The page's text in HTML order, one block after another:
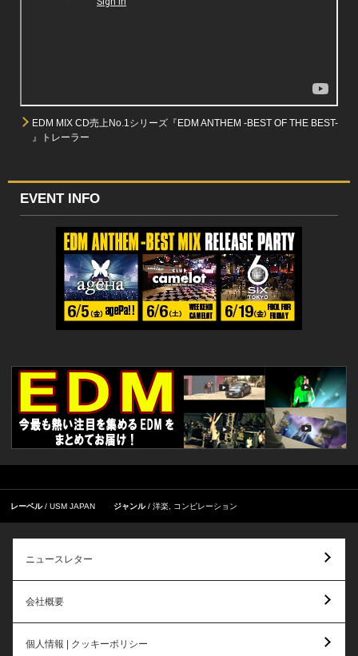
EDM MIX CD売上No.1シリーズ『EDM ANTHEM -BEST OF THE BEST-
』トレーラー
EVENT INFO
レーベル USM JAPAN ジャンル 洋楽 コンピレーション
ニュースレター
会社概要
個人情報 | クッキーポリシー